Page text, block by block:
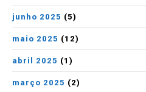
junho 2025 (5)
maio 2025 (12)
abril 2025 (1)
março 2025 (2)